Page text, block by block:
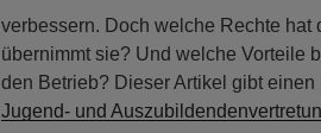
verbessern. Doch welche Rechte hat
übernimmt sie? Und welche Vorteile
den Betrieb? Dieser Artikel gibt
Jugend- und